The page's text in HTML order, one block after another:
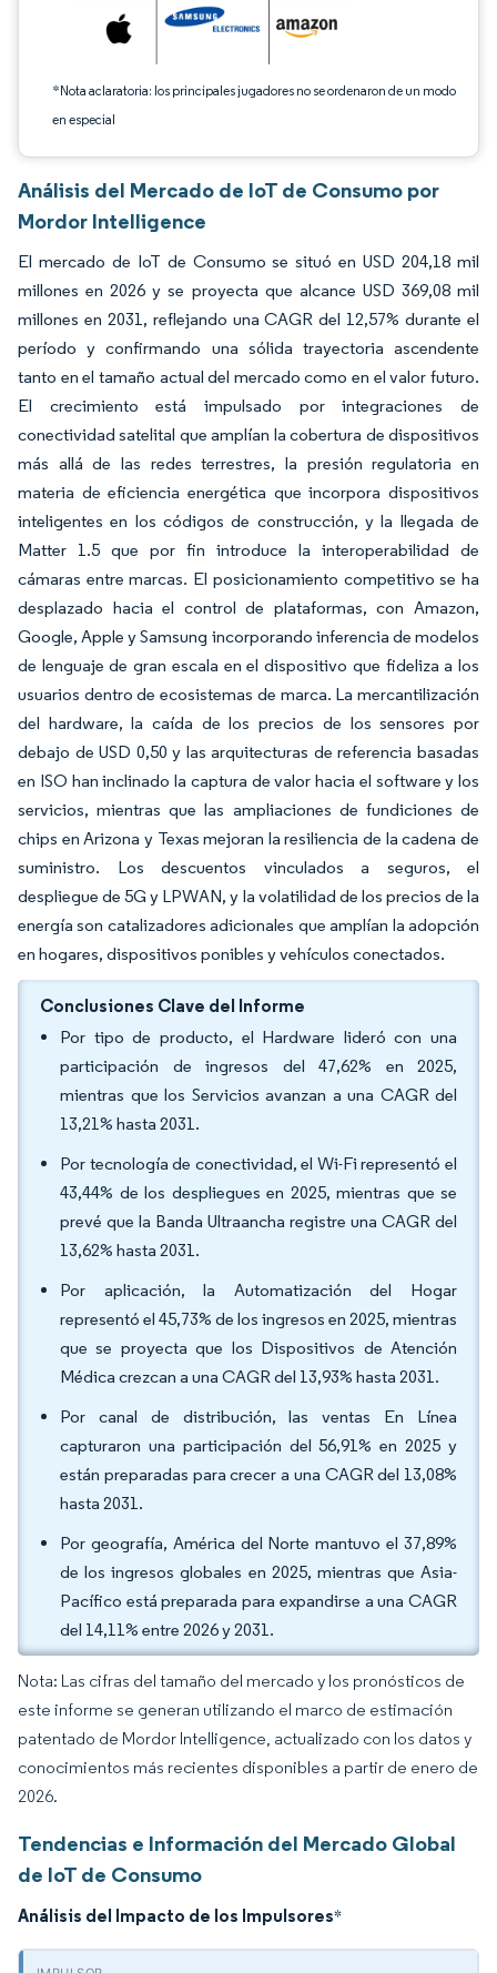
*Nota aclaratoria: los principales jugadores no se ordenaron de un modo
en especial
Análisis del Mercado de IoT de Consumo por
Mordor Intelligence
El mercado de IoT de Consumo se situó en USD 204,18 mil
millones en 2026 y se proyecta que alcance USD 369,08 mil
millones en 2031, reflejando una CAGR del 12,57% durante el
período y confirmando una sólida trayectoria ascendente
tanto en el tamaño actual del mercado como en el valor futuro.
El crecimiento está impulsado por integraciones de
conectividad satelital que amplían la cobertura de dispositivos
más allá de las redes terrestres, la presión regulatoria en
materia de eficiencia energética que incorpora dispositivos
inteligentes en los códigos de construcción, y la llegada de
Matter 1.5 que por fin introduce la interoperabilidad de
cámaras entre marcas. El posicionamiento competitivo se ha
desplazado hacia el control de plataformas, con Amazon,
Google, Apple y Samsung incorporando inferencia de modelos
de lenguaje de gran escala en el dispositivo que fideliza a los
usuarios dentro de ecosistemas de marca. La mercantilización
del hardware, la caída de los precios de los sensores por
debajo de USD 0,50 y las arquitecturas de referencia basadas
en ISO han inclinado la captura de valor hacia el software y los
servicios, mientras que las ampliaciones de fundiciones de
chips en Arizona y Texas mejoran la resiliencia de la cadena de
suministro. Los descuentos vinculados a seguros, el
despliegue de 5G y LPWAN, y la volatilidad de los precios de la
energía son catalizadores adicionales que amplían la adopción
en hogares, dispositivos ponibles y vehículos conectados.
Conclusiones Clave del Informe
Por tipo de producto, el Hardware lideró con una
participación de ingresos del 47,62% en 2025,
mientras que los Servicios avanzan a una CAGR del
13,21% hasta 2031.
Por tecnología de conectividad, el Wi-Fi representó el
43,44% de los despliegues en 2025, mientras que se
prevé que la Banda Ultraancha registre una CAGR del
13,62% hasta 2031.
Por aplicación, la Automatización del Hogar
representó el 45,73% de los ingresos en 2025, mientras
que se proyecta que los Dispositivos de Atención
Médica crezcan a una CAGR del 13,93% hasta 2031.
Por canal de distribución, las ventas En Línea
capturaron una participación del 56,91% en 2025 y
están preparadas para crecer a una CAGR del 13,08%
hasta 2031.
Por geografía, América del Norte mantuvo el 37,89%
de los ingresos globales en 2025, mientras que Asia-
Pacífico está preparada para expandirse a una CAGR
del 14,11% entre 2026 y 2031.
Nota: Las cifras del tamaño del mercado y los pronósticos de
este informe se generan utilizando el marco de estimación
patentado de Mordor Intelligence, actualizado con los datos y
conocimientos más recientes disponibles a partir de enero de
2026.
Tendencias e Información del Mercado Global
de IoT de Consumo
Análisis del Impacto de los Impulsores*